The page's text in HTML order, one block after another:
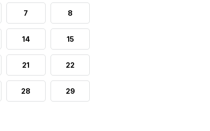
7 8
14 15
21 22
28 29